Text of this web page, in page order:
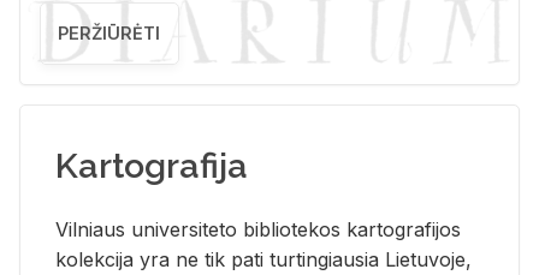
PERŽIŪRĖTI
Kartografija
Vil­niaus uni­ver­si­te­to bi­b­lio­te­kos kar­to­gra­fi­jos
ko­lek­ci­ja yra ne tik pati tur­tin­giau­sia Lie­tu­vo­je,